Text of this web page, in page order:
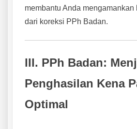
membantu Anda mengamankan
dari koreksi PPh Badan.
III. PPh Badan:
Penghasilan Kena
Optimal